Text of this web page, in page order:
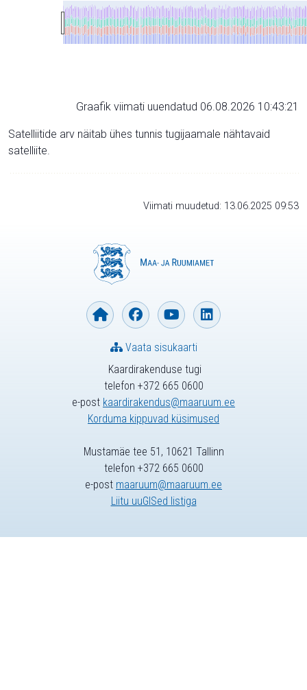
Graafik viimati uuendatud 06.08.2026 10:43:21
Satelliitide arv näitab ühes tunnis tugijaamale nähtavaid
satelliite.
Viimati muudetud: 13.06.2025 09:53
Kaardirakenduse tugi
telefon +372 665 0600
e-post kaardirakendus@maaruum.ee
Korduma kippuvad küsimused
Vaata sisukaarti
Mustamäe tee 51, 10621 Tallinn
telefon +372 665 0600
e-post maaruum@maaruum.ee
Liitu uuGISed listiga